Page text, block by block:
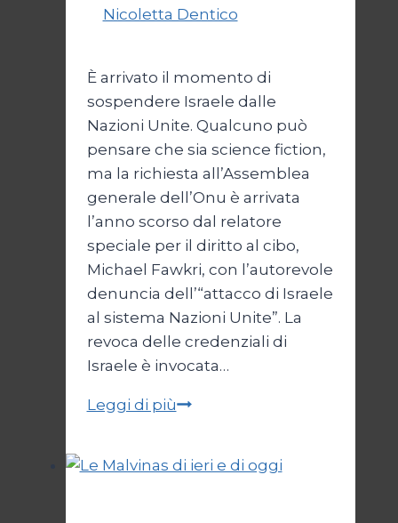
Nicoletta Dentico
È arrivato il momento di
sospendere Israele dalle
Nazioni Unite. Qualcuno può
pensare che sia science fiction,
ma la richiesta all’Assemblea
generale dell’Onu è arrivata
l’anno scorso dal relatore
speciale per il diritto al cibo,
Michael Fawkri, con l’autorevole
denuncia dell’“attacco di Israele
al sistema Nazioni Unite”. La
revoca delle credenziali di
Israele è invocata…
Leggi di piùOnu
Israele